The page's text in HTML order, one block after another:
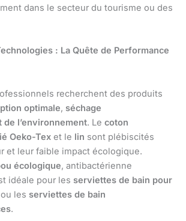
dans le secteur du tourisme ou des
: La Quête de Performance
recherchent des produits
optimale, séchage
de l’environnement. Le coton
Oeko-Tex et le lin sont plébiscités
et leur faible impact écologique.
écologique, antibactérienne
idéale pour les serviettes de bain pour
ou les serviettes de bain
.